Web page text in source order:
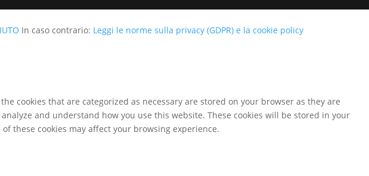
In caso contrario: Leggi le norme sulla privacy (GDPR) e la cookie policy
cookies that are categorized as necessary are stored on your browser as they are
and understand how you use this website. These cookies will be stored in your
these cookies may affect your browsing experience.